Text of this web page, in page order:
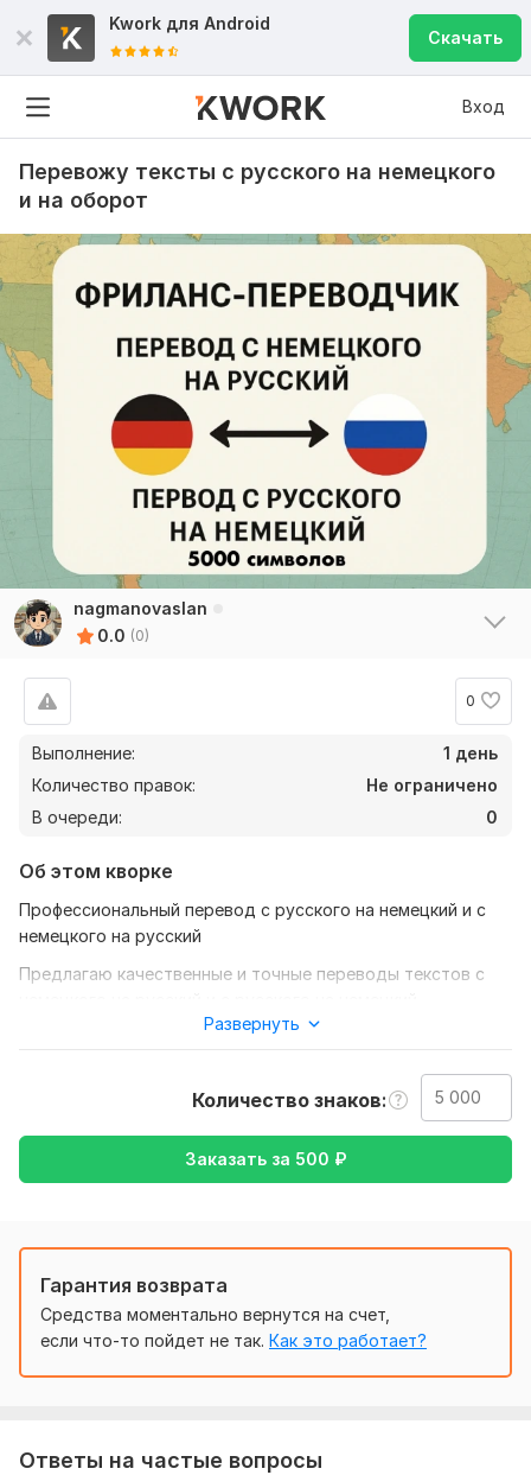
Kwork для Android
Скачать
Вход
Перевожу тексты с русского на немецкого
и на оборот
nagmanovaslan
0.0 (0)
0
Выполнение:
1 день
Количество правок:
Не ограничено
В очереди:
0
Об этом кворке
Профессиональный перевод с русского на немецкий и с
немецкого на русский
Предлагаю качественные и точные переводы текстов с
Гарантирую грамотность, сохранение смысла,
Деловая и личная переписка
Договоры, справки, документы
Нужно для заказа:
Что нужно от заказчика для перевода:
Исходный текст
русский).
Развернуть
Количество знаков
Заказать за 500 ₽
Гарантия возврата
Средства моментально вернутся на счет,
если что-то пойдет не так. Как это работает?
Ответы на частые вопросы